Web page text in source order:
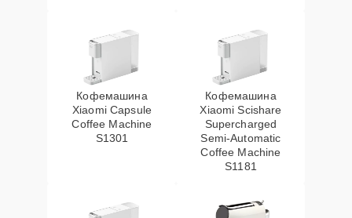
Кофемашина
Xiaomi Capsule
Coffee Machine
S1301
Кофемашина
Xiaomi Scishare
Supercharged
Semi‑Automatic
Coffee Machine
S1181